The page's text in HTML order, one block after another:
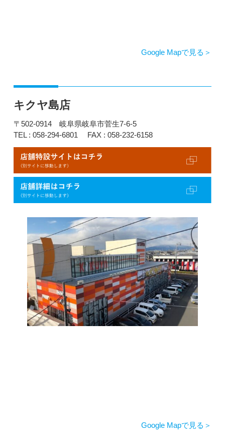
Google Mapで見る
キクヤ島店
〒502-0914 岐阜県岐阜市菅生7-6-5
TEL : 058-294-6801
FAX : 058-232-6158
Google Mapで見る